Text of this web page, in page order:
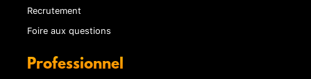
Recrutement
Foire aux questions
Professionnel